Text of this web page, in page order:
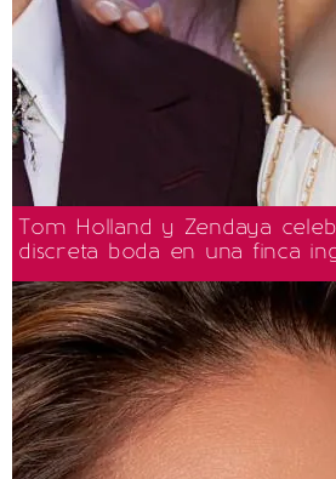
Tom Holland y Zendaya
discreta boda en una finca